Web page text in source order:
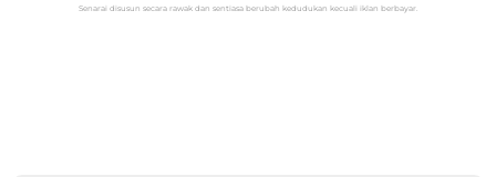
Senarai disusun secara rawak dan sentiasa berubah kedudukan kecuali iklan berbayar.